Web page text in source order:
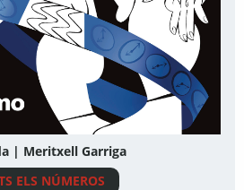
| Meritxell Garriga
ELS NÚMEROS